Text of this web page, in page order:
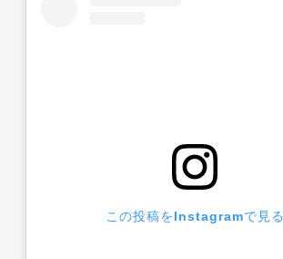
この投稿をInstagramで見る